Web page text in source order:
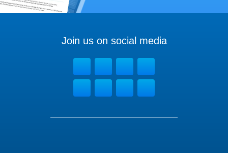
Join us on social media